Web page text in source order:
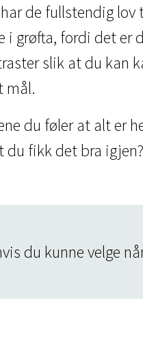
de fullstendig
i grøfta, fordi det er
slik at du kan
mål.
du føler at alt er
du fikk det bra
du kunne velge